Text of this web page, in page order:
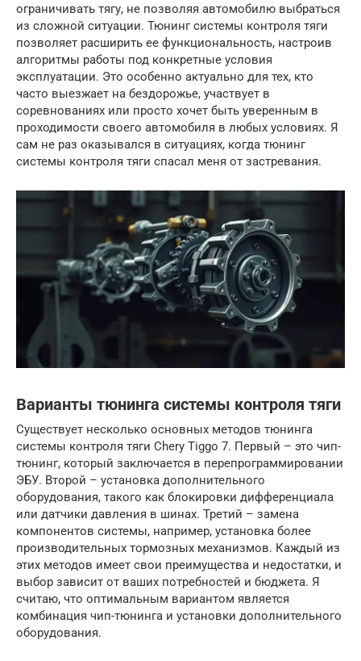
ограничивать тягу, не позволяя автомобилю выбраться
из сложной ситуации. Тюнинг системы контроля тяги
позволяет расширить ее функциональность, настроив
алгоритмы работы под конкретные условия
эксплуатации. Это особенно актуально для тех, кто
часто выезжает на бездорожье, участвует в
соревнованиях или просто хочет быть уверенным в
проходимости своего автомобиля в любых условиях. Я
сам не раз оказывался в ситуациях, когда тюнинг
системы контроля тяги спасал меня от застревания.
Варианты тюнинга системы контроля тяги
Существует несколько основных методов тюнинга
системы контроля тяги Chery Tiggo 7. Первый – это чип-
тюнинг, который заключается в перепрограммировании
ЭБУ. Второй – установка дополнительного
оборудования, такого как блокировки дифференциала
или датчики давления в шинах. Третий – замена
компонентов системы, например, установка более
производительных тормозных механизмов. Каждый из
этих методов имеет свои преимущества и недостатки, и
выбор зависит от ваших потребностей и бюджета. Я
считаю, что оптимальным вариантом является
комбинация чип-тюнинга и установки дополнительного
оборудования.